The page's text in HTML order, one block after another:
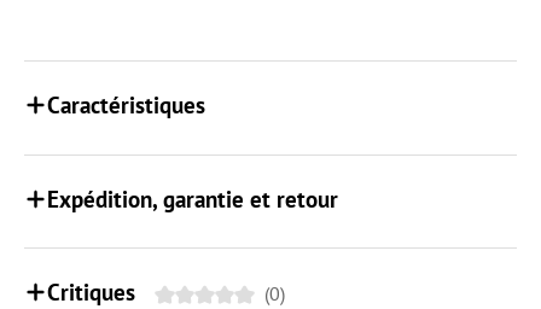
Caractéristiques
Expédition, garantie et retour
Critiques (0)